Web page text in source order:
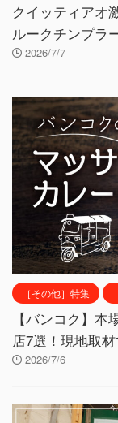
クイッティアオ
ルークチンプラ
2026/7/7
［その他］特集
【バンコク】
店7選！現地取
2026/7/6